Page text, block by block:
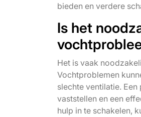
bieden en verdere
Is het
Het is vaak
Vochtproblemen
slechte ventilatie.
vaststellen en een
hulp in te schakelen,